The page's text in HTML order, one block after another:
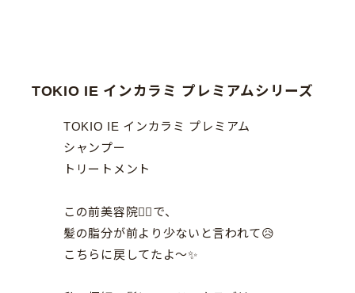
TOKIO IE インカラミ プレミアムシリーズ
TOKIO IE インカラミ プレミアム
シャンプー
トリートメント
この前美容院💇‍♀️で、
髪の脂分が前より少ないと言われて😥
こちらに戻してたよ〜✨